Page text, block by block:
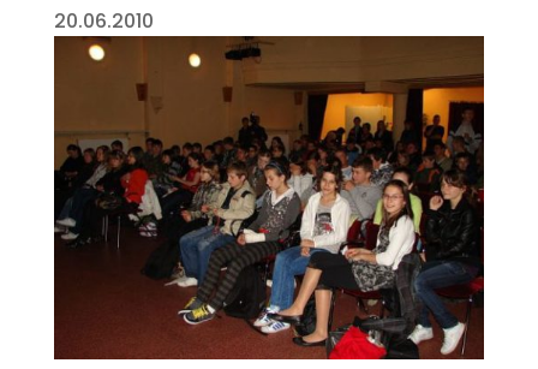
20.06.2010